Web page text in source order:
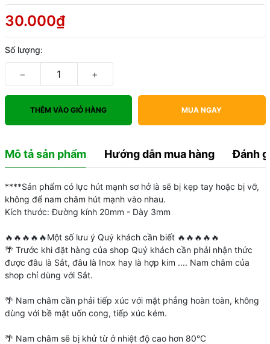
30.000₫
Số lượng:
− +
THÊM VÀO GIỎ HÀNG MUA NGAY
Mô tả sản phẩm Hướng dẫn mua hàng Đánh
****Sản phẩm có lực hút mạnh sơ hở là sẽ bị kẹp tay hoặc bị vỡ,
không để nam châm hút mạnh vào nhau.
Kích thước: Đường kính 20mm - Dày 3mm
🔥🔥🔥🔥🔥Một số lưu ý Quý khách cần biết 🔥🔥🔥🔥🔥
🌴 Trước khi đặt hàng của shop Quý khách cần phải nhận thức
được đâu là Sắt, đâu là Inox hay là hợp kim .... Nam châm của
shop chỉ dùng với Sắt.
🌴 Nam châm cần phải tiếp xúc với mặt phẳng hoàn toàn, không
dùng với bề mặt uốn cong, tiếp xúc kém.
🌴 Nam châm sẽ bị khử từ ở nhiệt độ cao hơn 80°C